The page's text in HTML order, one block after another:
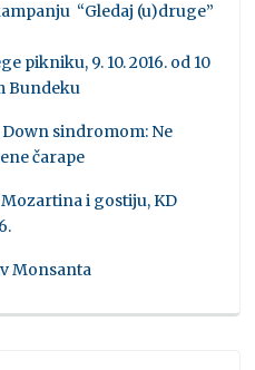
“Gledaj (u)druge”
pikniku, 9. 10. 2016. od 10
Bundeku
Down sindromom: Ne
čarape
i gostiju, KD
Monsanta